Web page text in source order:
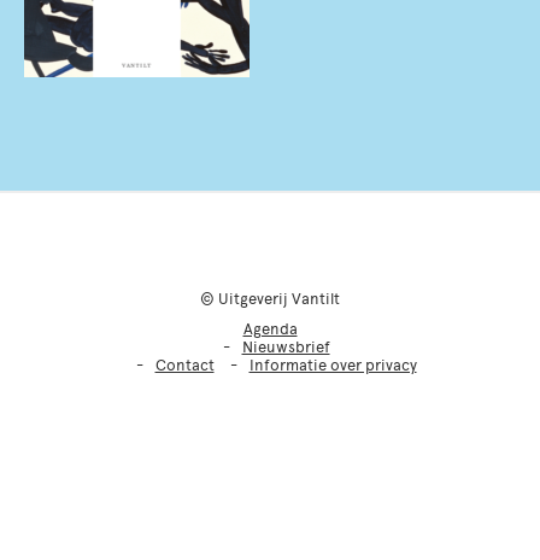
© Uitgeverij Vantilt
Agenda
Nieuwsbrief
Contact
Informatie over privacy